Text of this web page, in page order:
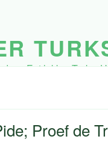
Eet lekker Turks.
Proef de